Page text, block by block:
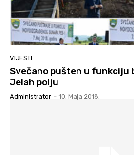
VIJESTI
Svečano pušten u funkciju
Jelah polju
Administrator - 10. Maja 2018.